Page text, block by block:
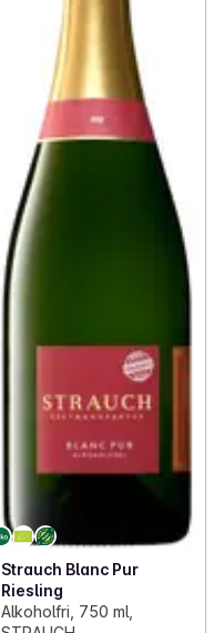
Strauch Blanc Pur
Riesling
Alkoholfri, 750 ml,